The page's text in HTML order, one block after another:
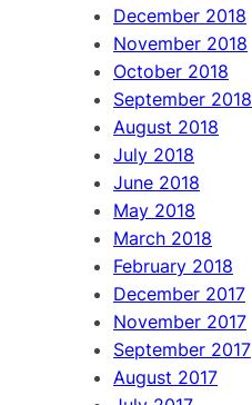
December 2018
November 2018
October 2018
September 2018
August 2018
July 2018
June 2018
May 2018
March 2018
February 2018
December 2017
November 2017
September 2017
August 2017